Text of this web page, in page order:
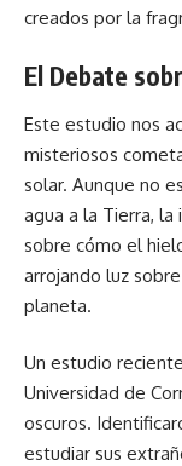
creados por la
El Debate
Este estudio nos
misteriosos
solar. Aunque no
agua a la Tierra,
sobre cómo el
arrojando luz
planeta.
Un estudio
Universidad de
oscuros.
estudiar sus